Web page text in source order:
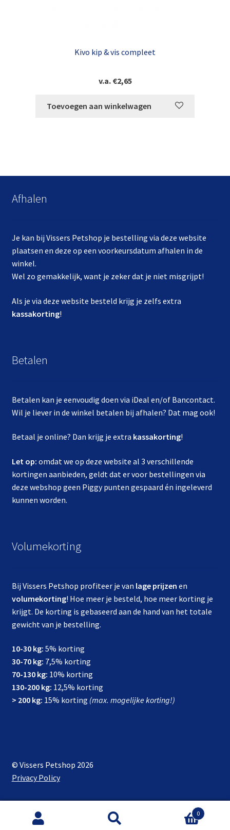
Kivo kip & vis compleet
v.a. €2,65
Toevoegen aan winkelwagen
Afhalen
Je kan bij Vissers Petshop je bestelling via deze website
plaatsen en deze op een voorkeursdatum afhalen in de
winkel.
Wel zo gemakkelijk, want je zeker dat je niet misgrijpt!
Als je via deze website besteld krijg je zelfs extra
kassakorting!
Betalen
Betalen kan je eenvoudig doen via iDeal en/of Bancontact.
Wil je liever in de winkel betalen bij afhalen? Dat mag ook!
Betaal je online? Dan krijg je extra kassakorting!
Let op: omdat we op deze website al 3 verschillende
kortingen aanbieden, geldt dat er voor bestellingen via
deze webshop geen Piggy punten gespaard én ingeleverd
kunnen worden.
Volumekorting
Bij Vissers Petshop profiteer je van lage prijzen en
volumekorting! Hoe meer je besteld, hoe meer korting je
krijgt. De korting is gebaseerd aan de hand van het totale
gewicht van je bestelling.
10-30 kg: 5% korting
30-70 kg: 7,5% korting
70-130 kg: 10% korting
130-200 kg: 12,5% korting
> 200 kg: 15% korting (max. mogelijke korting!)
© Vissers Petshop 2026
Privacy Policy
0